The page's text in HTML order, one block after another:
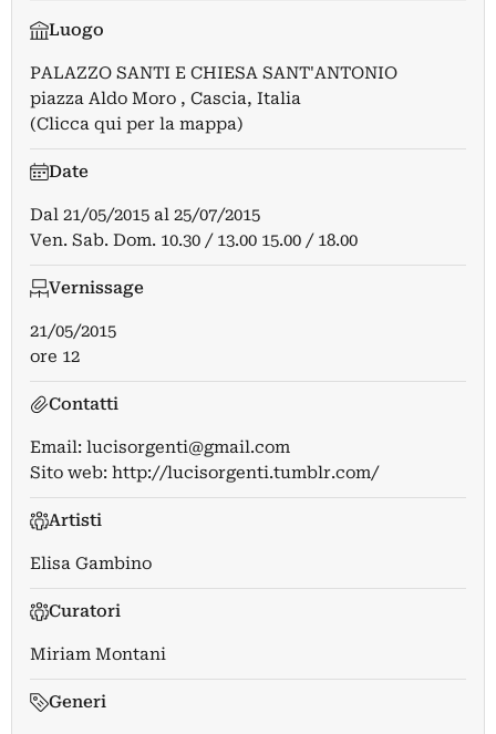
Luogo
PALAZZO SANTI E CHIESA SANT'ANTONIO
piazza Aldo Moro , Cascia, Italia
(Clicca qui per la mappa)
Date
Dal 21/05/2015 al 25/07/2015
Ven. Sab. Dom. 10.30 / 13.00 15.00 / 18.00
Vernissage
21/05/2015
ore 12
Contatti
Email: lucisorgenti@gmail.com
Sito web: http://lucisorgenti.tumblr.com/
Artisti
Elisa Gambino
Curatori
Miriam Montani
Generi